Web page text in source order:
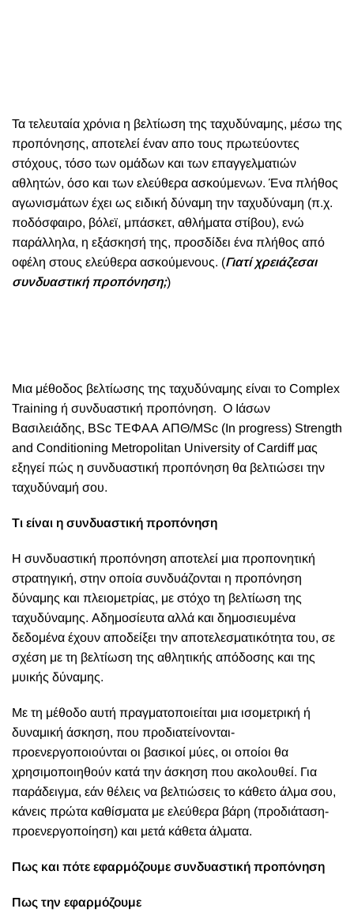
Τα τελευταία χρόνια η βελτίωση της ταχυδύναμης, μέσω της
προπόνησης, αποτελεί έναν απο τους πρωτεύοντες
στόχους, τόσο των ομάδων και των επαγγελματιών
αθλητών, όσο και των ελεύθερα ασκούμενων. Ένα πλήθος
αγωνισμάτων έχει ως ειδική δύναμη την ταχυδύναμη (π.χ.
ποδόσφαιρο, βόλεϊ, μπάσκετ, αθλήματα στίβου), ενώ
παράλληλα, η εξάσκησή της, προσδίδει ένα πλήθος από
οφέλη στους ελεύθερα ασκούμενους. (Γιατί χρειάζεσαι
συνδυαστική προπόνηση;)
Μια μέθοδος βελτίωσης της ταχυδύναμης είναι το Complex
Training ή συνδυαστική προπόνηση. Ο Ιάσων
Βασιλειάδης, BSc ΤΕΦΑΑ ΑΠΘ/MSc (In progress) Strength
and Conditioning Metropolitan University of Cardiff μας
εξηγεί πώς η συνδυαστική προπόνηση θα βελτιώσει την
ταχυδύναμή σου.
Τι είναι η συνδυαστική προπόνηση
Η συνδυαστική προπόνηση αποτελεί μια προπονητική
στρατηγική, στην οποία συνδυάζονται η προπόνηση
δύναμης και πλειομετρίας, με στόχο τη βελτίωση της
ταχυδύναμης. Αδημοσίευτα αλλά και δημοσιευμένα
δεδομένα έχουν αποδείξει την αποτελεσματικότητα του, σε
σχέση με τη βελτίωση της αθλητικής απόδοσης και της
μυικής δύναμης.
Με τη μέθοδο αυτή πραγματοποιείται μια ισομετρική ή
δυναμική άσκηση, που προδιατείνονται-
προενεργοποιούνται οι βασικοί μύες, οι οποίοι θα
χρησιμοποιηθούν κατά την άσκηση που ακολουθεί. Για
παράδειγμα, εάν θέλεις να βελτιώσεις το κάθετο άλμα σου,
κάνεις πρώτα καθίσματα με ελεύθερα βάρη (προδιάταση-
προενεργοποίηση) και μετά κάθετα άλματα.
Πως και πότε εφαρμόζουμε συνδυαστική προπόνηση
Πως την εφαρμόζουμε